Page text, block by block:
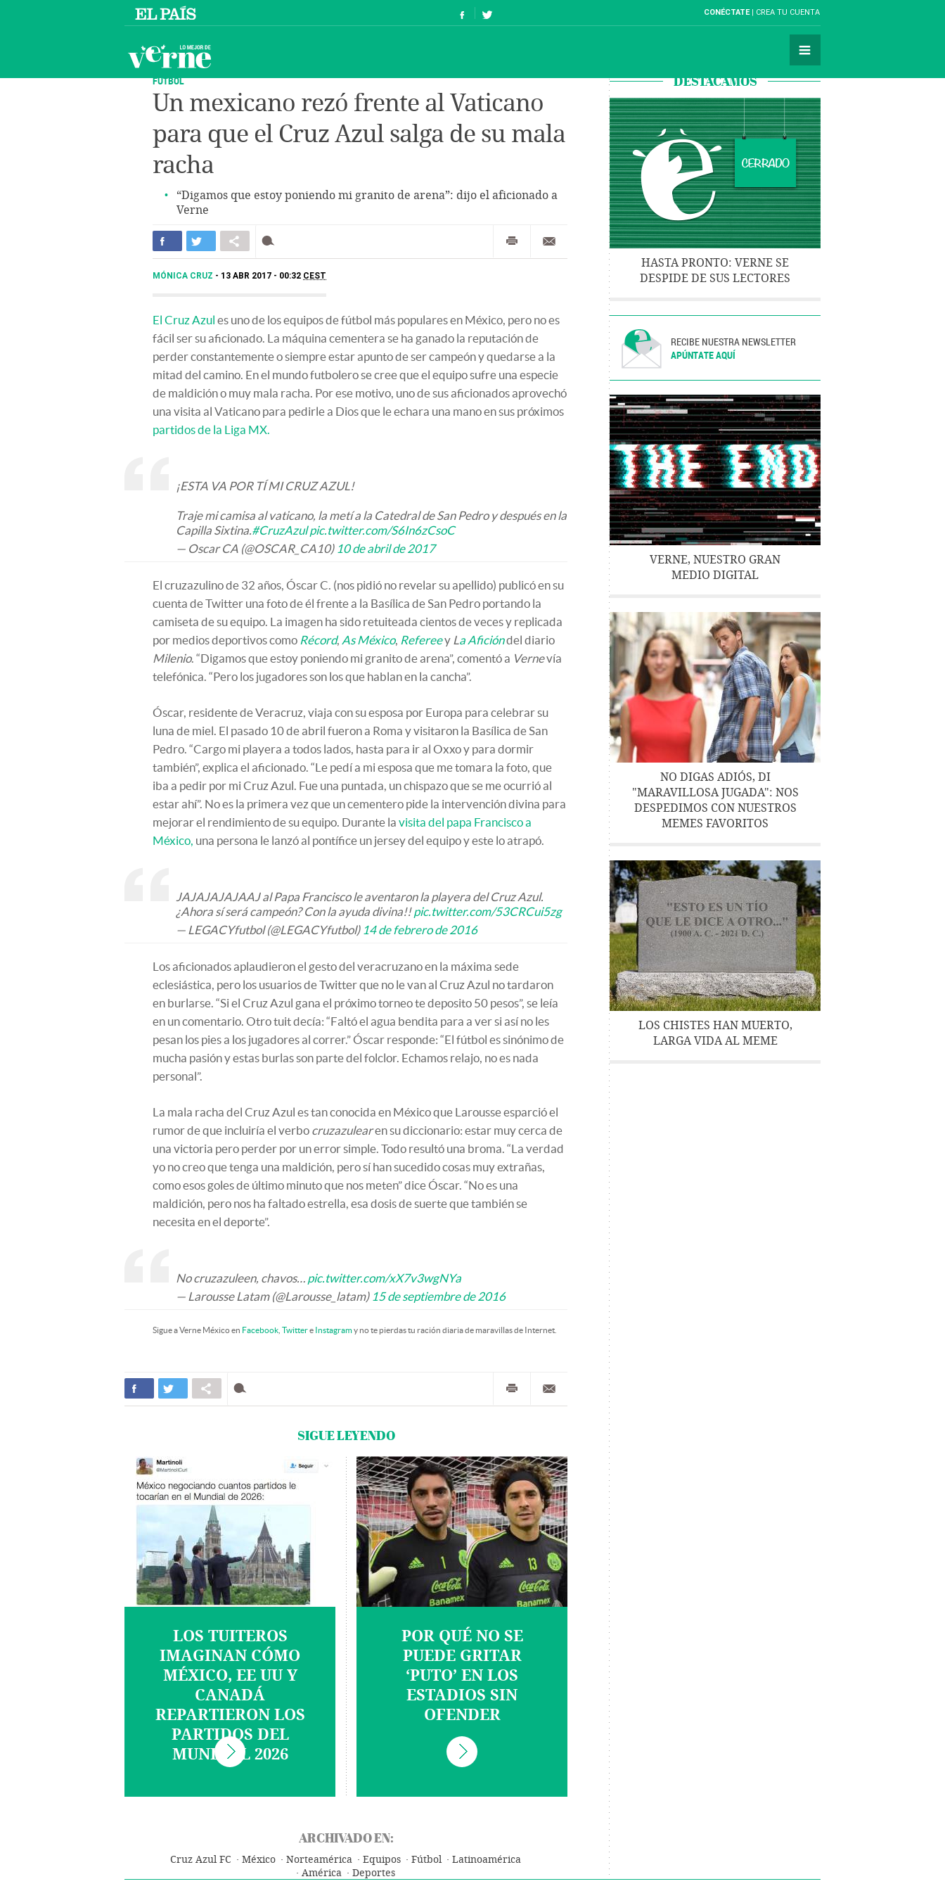
CONÉCTATE CREA TU CUENTA
FÚTBOL
Un mexicano rezó frente al Vaticano
para que el Cruz Azul salga de su mala
racha
“Digamos que estoy poniendo mi granito de arena”: dijo el aficionado a
Verne
MÓNICA CRUZ 13 ABR 2017 - 00:32 CEST
El Cruz Azul es uno de los equipos de fútbol más populares en México, pero no es
fácil ser su aficionado. La máquina cementera se ha ganado la reputación de
perder constantemente o siempre estar apunto de ser campeón y quedarse a la
mitad del camino. En el mundo futbolero se cree que el equipo sufre una especie
de maldición o muy mala racha. Por ese motivo, uno de sus aficionados aprovechó
una visita al Vaticano para pedirle a Dios que le echara una mano en sus próximos
partidos de la Liga MX.
¡ESTA VA POR TÍ MI CRUZ AZUL!
Traje mi camisa al vaticano, la metí a la Catedral de San Pedro y después en la
Capilla Sixtina.#CruzAzul pic.twitter.com/S6In6zCsoC
— Oscar CA (@OSCAR_CA10) 10 de abril de 2017
El cruzazulino de 32 años, Óscar C. (nos pidió no revelar su apellido) publicó en su
cuenta de Twitter una foto de él frente a la Basílica de San Pedro portando la
camiseta de su equipo. La imagen ha sido retuiteada cientos de veces y replicada
por medios deportivos como Récord, As México, Refereey La Aficióndel diario
Milenio. “Digamos que estoy poniendo mi granito de arena”, comentó a Vernevía
telefónica. “Pero los jugadores son los que hablan en la cancha”.
Óscar, residente de Veracruz, viaja con su esposa por Europa para celebrar su
luna de miel. El pasado 10 de abril fueron a Roma y visitaron la Basílica de San
Pedro. “Cargo mi playera a todos lados, hasta para ir al Oxxo y para dormir
también”, explica el aficionado. “Le pedí a mi esposa que me tomara la foto, que
iba a pedir por mi Cruz Azul. Fue una puntada, un chispazo que se me ocurrió al
estar ahí”. No es la primera vez que un cementero pide la intervención divina para
mejorar el rendimiento de su equipo. Durante la visita del papa Francisco a
México, una persona le lanzó al pontífice un jersey del equipo y este lo atrapó.
JAJAJAJAJAAJ al Papa Francisco le aventaron la playera del Cruz Azul.
¿Ahora sí será campeón? Con la ayuda divina!!pic.twitter.com/53CRCui5zg
— LEGACYfutbol (@LEGACYfutbol) 14 de febrero de 2016
Los aficionados aplaudieron el gesto del veracruzano en la máxima sede
eclesiástica, pero los usuarios de Twitter que no le van al Cruz Azul no tardaron
en burlarse. “Si el Cruz Azul gana el próximo torneo te deposito 50 pesos”, se leía
en un comentario. Otro tuit decía: “Faltó el agua bendita para a ver si así no les
pesan los pies a los jugadores al correr.” Óscar responde: “El fútbol es sinónimo de
mucha pasión y estas burlas son parte del folclor. Echamos relajo, no es nada
personal”.
La mala racha del Cruz Azul es tan conocida en México que Larousse esparció el
rumor de que incluiría el verbo cruzazulearen su diccionario: estar muy cerca de
una victoria pero perder por un error simple. Todo resultó una broma. “La verdad
yo no creo que tenga una maldición, pero sí han sucedido cosas muy extrañas,
como esos goles de último minuto que nos meten” dice Óscar. “No es una
maldición, pero nos ha faltado estrella, esa dosis de suerte que también se
necesita en el deporte”.
No cruzazuleen, chavos… pic.twitter.com/xX7v3wgNYa
— Larousse Latam (@Larousse_latam) 15 de septiembre de 2016
Sigue a Verne México en Facebook Twittere Instagramy no te pierdas tu ración diaria de maravillas de Internet.
SIGUE LEYENDO
LOS TUITEROS
IMAGINAN CÓMO
MÉXICO, EE UU Y
CANADÁ
REPARTIERON LOS
PARTIDOS DEL
MUNDIAL 2026
POR QUÉ NO SE
PUEDE GRITAR
‘PUTO’ EN LOS
ESTADIOS SIN
OFENDER
ARCHIVADO EN:
Cruz Azul FC México Norteamérica Equipos Fútbol
Latinoamérica
América
Deportes
DESTACAMOS
HASTA PRONTO: VERNE SE
DESPIDE DE SUS LECTORES
RECIBE NUESTRA NEWSLETTER
APÚNTATE AQUÍ
VERNE, NUESTRO GRAN
MEDIO DIGITAL
NO DIGAS ADIÓS, DI
"MARAVILLOSA JUGADA": NOS
DESPEDIMOS CON NUESTROS
MEMES FAVORITOS
LOS CHISTES HAN MUERTO,
LARGA VIDA AL MEME